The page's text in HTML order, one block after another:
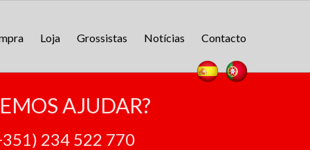
Loja Grossistas Notícias Contacto
AJUDAR?
234 522 770